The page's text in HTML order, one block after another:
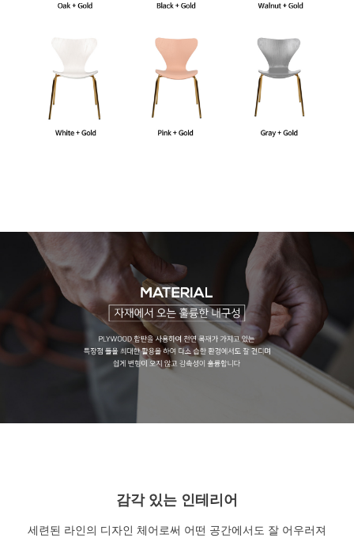
감각 있는 인테리어
세련된 라인의 디자인 체어로써 어떤 공간에서도 잘 어우러져